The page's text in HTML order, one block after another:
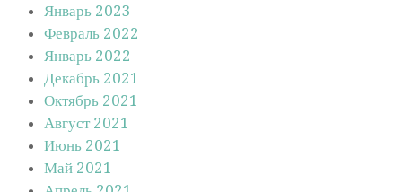
Январь 2023
Февраль 2022
Январь 2022
Декабрь 2021
Октябрь 2021
Август 2021
Июнь 2021
Май 2021